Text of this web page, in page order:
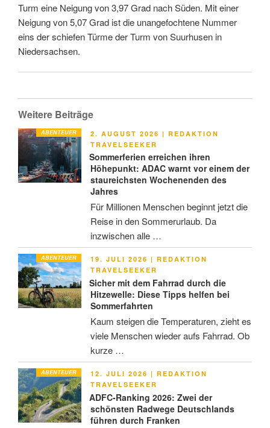
Turm eine Neigung von 3,97 Grad nach Süden. Mit einer
Neigung von 5,07 Grad ist die unangefochtene Nummer
eins der schiefen Türme der Turm von Suurhusen in
Niedersachsen.
Weitere Beiträge
ABENTEUER
VERÖFFENTLICHT
AM
2. AUGUST 2026 | REDAKTION
TRAVELSEEKER
Sommerferien erreichen ihren
Höhepunkt: ADAC warnt vor einem der
staureichsten Wochenenden des
Jahres
Für Millionen Menschen beginnt jetzt die
Reise in den Sommerurlaub. Da
inzwischen alle …
ABENTEUER
VERÖFFENTLICHT
AM
19. JULI 2026 | REDAKTION
TRAVELSEEKER
Sicher mit dem Fahrrad durch die
Hitzewelle: Diese Tipps helfen bei
Sommerfahrten
Kaum steigen die Temperaturen, zieht es
viele Menschen wieder aufs Fahrrad. Ob
kurze …
ABENTEUER
VERÖFFENTLICHT
AM
12. JULI 2026 | REDAKTION
TRAVELSEEKER
ADFC-Ranking 2026: Zwei der
schönsten Radwege Deutschlands
führen durch Franken